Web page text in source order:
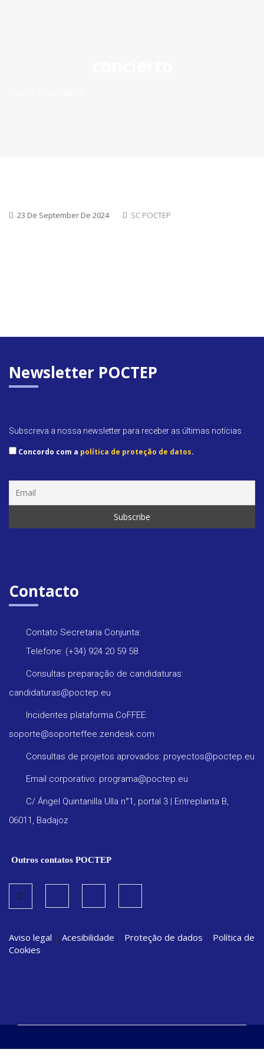
23 De September De 2024 SC POCTEP
Newsletter POCTEP
Subscreva a nossa newsletter para receber as últimas notícias .
Concordo com a política de proteção de datos.
Contacto
Contato Secretaria Conjunta:
Telefone: (+34) 924 20 59 58
Consultas preparação de candidaturas:
candidaturas@poctep.eu
Incidentes plataforma CoFFEE:
soporte@soporteffee.zendesk.com
Consultas de projetos aprovados: proyectos@poctep.eu
Email corporativo: programa@poctep.eu
C/ Ángel Quintanilla Ulla n°1, portal 3 | Entreplanta B,
06011, Badajoz
Outros contatos POCTEP
Aviso legal | Acesibilidade | Proteção de dados | Política de
Cookies